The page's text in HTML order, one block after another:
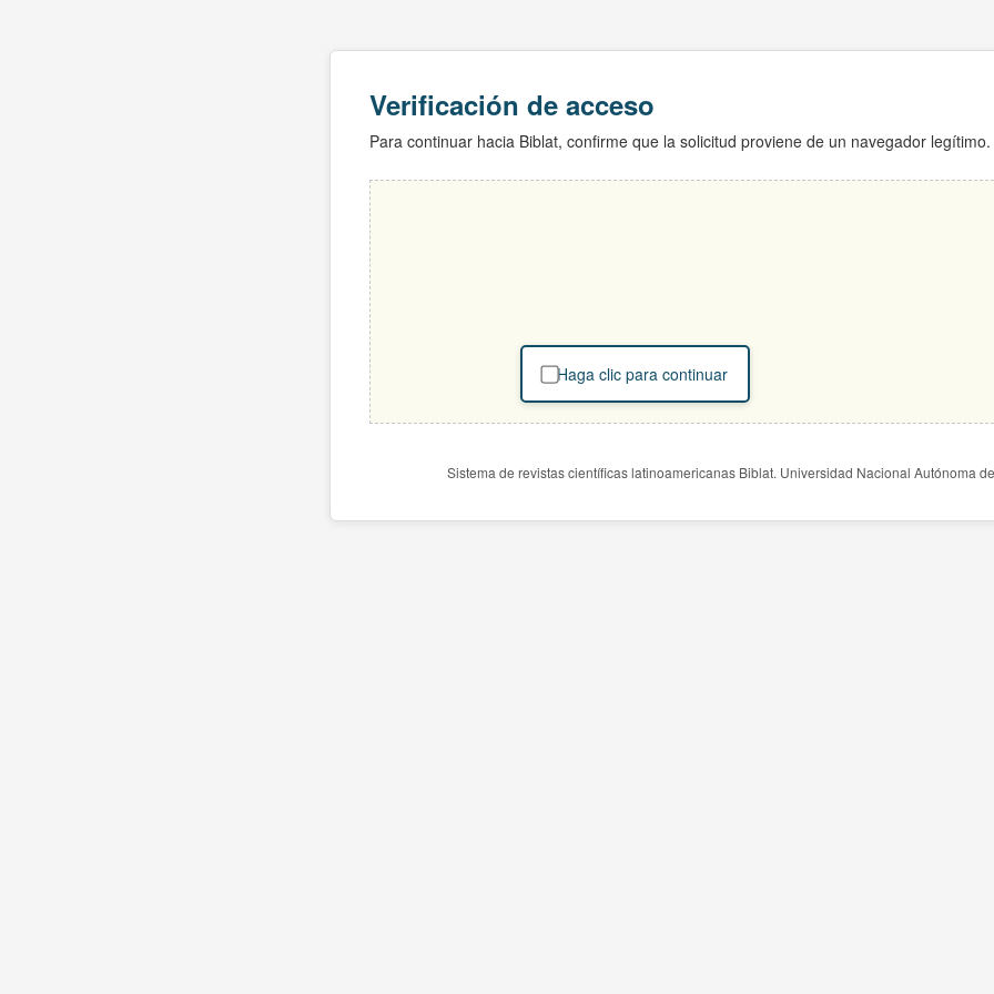
Verificación de acceso
Para continuar hacia Biblat, confirme que la solicitud proviene de un navegador legítimo.
Haga clic para continuar
Sistema de revistas científicas latinoamericanas Biblat. Universidad Nacional Autónoma